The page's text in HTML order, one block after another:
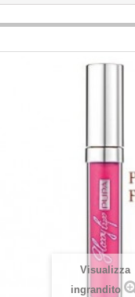
Visualizza
ingrandito